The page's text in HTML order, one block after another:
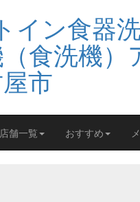
店舗一覧 おすすめ